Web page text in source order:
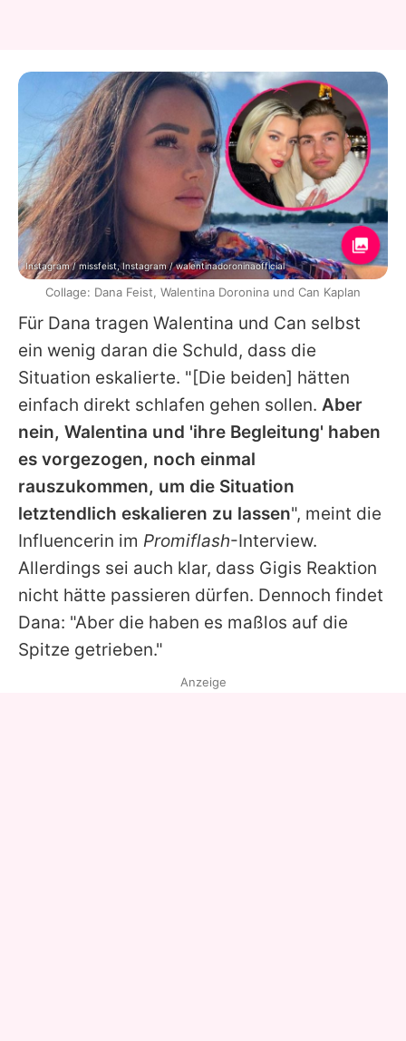
Für Dana tragen Walentina und Can selbst
ein wenig daran die Schuld, dass die
Situation eskalierte. "[Die beiden] hätten
einfach direkt schlafen gehen sollen. Aber
nein, Walentina und 'ihre Begleitung' haben
es vorgezogen, noch einmal
rauszukommen, um die Situation
letztendlich eskalieren zu lassen", meint die
Influencerin im Promiflash-Interview.
Allerdings sei auch klar, dass Gigis Reaktion
nicht hätte passieren dürfen. Dennoch findet
Dana: "Aber die haben es maßlos auf die
Spitze getrieben."
Instagram / missfeist, Instagram / walentinadoroninaofficial
Collage: Dana Feist, Walentina Doronina und Can Kaplan
Anzeige